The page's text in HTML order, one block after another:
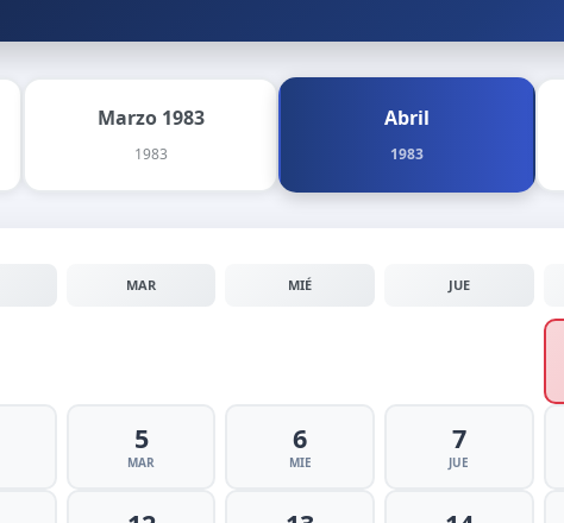
Marzo 1983
1983
Abril
1983
MAR MIÉ JUE
5
MAR
6
MIE
7
JUE